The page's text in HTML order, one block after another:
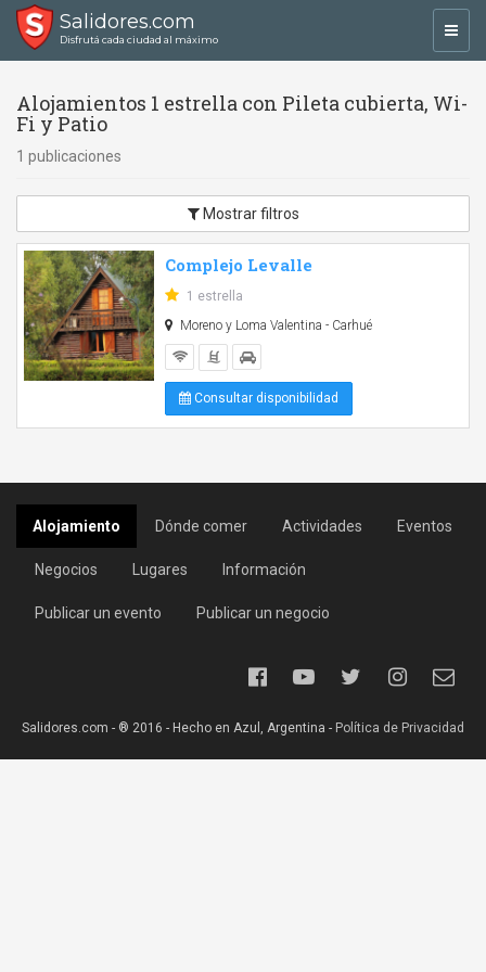
Salidores.com
Disfrutá cada ciudad al máximo
Alojamientos 1 estrella con Pileta cubierta, Wi-
Fi y Patio
1 publicaciones
Mostrar filtros
Complejo Levalle
1 estrella
Moreno y Loma Valentina - Carhué
Consultar disponibilidad
Alojamiento Dónde comer Actividades Eventos
Negocios Lugares Información
Publicar un evento Publicar un negocio
Salidores.com - ® 2016 - Hecho en Azul, Argentina - Política de Privacidad